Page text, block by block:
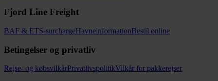
Fjord Line Freight
BAF & ETS-surchargeHavneinformationBestil online
Betingelser og privatliv
Rejse- og købsvilkårPrivatlivspolitikVilkår for pakkerejser